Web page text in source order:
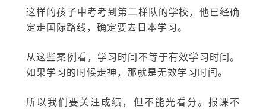
这样的孩子中考考到第二梯队的学校，他已经确
定走国际路线，确定要去日本学习。
从这些案例看，学习时间不等于有效学习时间。
如果学习的时候走神，那就是无效学习时间。
所以我们要关注成绩，但不能光看分。报课不